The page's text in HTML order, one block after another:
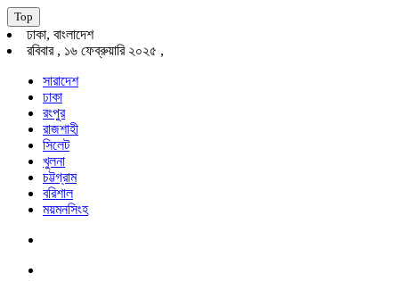
Top
ঢাকা, বাংলাদেশ
রবিবার , ১৬ ফেব্রুয়ারি ২০২৫ ,
সারাদেশ
ঢাকা
রংপুর
রাজশাহী
সিলেট
খুলনা
চট্টগ্রাম
বরিশাল
ময়মনসিংহ